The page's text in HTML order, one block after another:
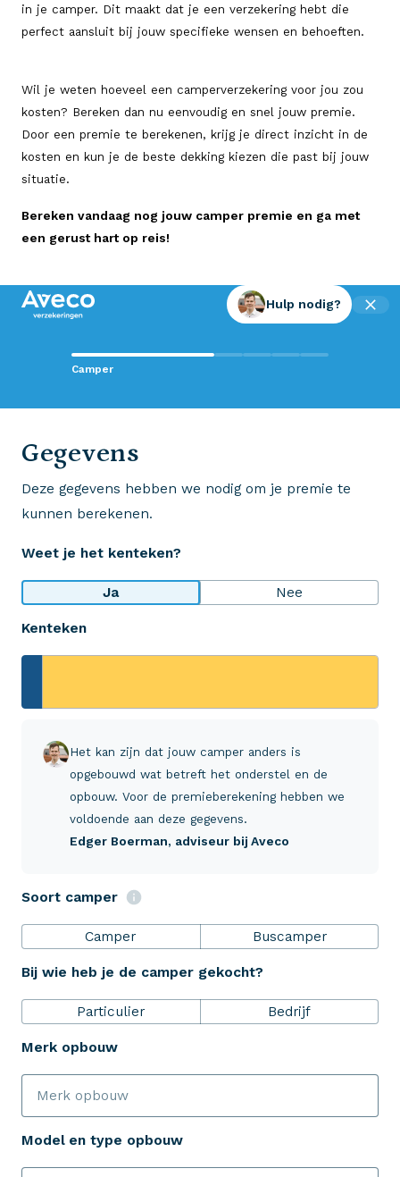
in je camper. Dit maakt dat je een verzekering hebt die
perfect aansluit bij jouw specifieke wensen en behoeften.
Wil je weten hoeveel een camperverzekering voor jou zou
kosten? Bereken dan nu eenvoudig en snel jouw premie.
Door een premie te berekenen, krijg je direct inzicht in de
kosten en kun je de beste dekking kiezen die past bij jouw
situatie.
Bereken vandaag nog jouw camper premie en ga met
een gerust hart op reis!
Camper
Hulp nodig?
Gegevens
Deze gegevens hebben we nodig om je premie te
kunnen berekenen.
Weet je het kenteken?
Ja Nee
Kenteken
Het kan zijn dat jouw camper anders is
opgebouwd wat betreft het onderstel en de
opbouw. Voor de premieberekening hebben we
voldoende aan deze gegevens.
Edger Boerman, adviseur bij Aveco
Soort camper
Camper Buscamper
Bij wie heb je de camper gekocht?
Particulier Bedrijf
Merk opbouw
Model en type opbouw
Contact met Aveco?
Wij staan voor je klaar!
Wij krijgen een 8,5!
Op basis van ruim 3.000 reviews
Bekijk wat anderen over ons zeggen
+31 (0)523 - 20 80 30
Verzekeringen
ZekerheidsPakket
Over Aveco
Bereken je premie
Schade melden